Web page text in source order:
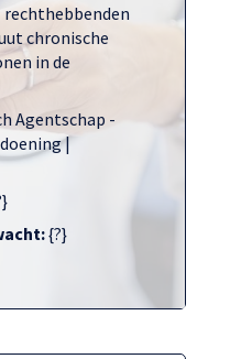
chronische
in de
Agentschap -
|
{?}